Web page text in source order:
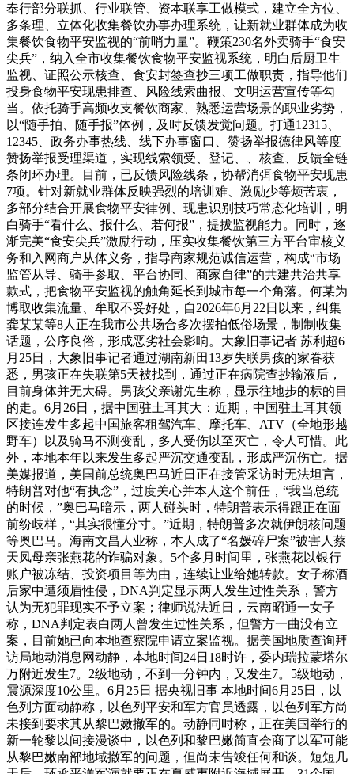
奉行部分联抓、行业联管、资本联享工做模式，建立全方位、
多条理、立体化收集餐饮办事办理系统，让新就业群体成为收
集餐饮食物平安监视的“前哨力量”。鞭策230名外卖骑手“食安
尖兵”，纳入全市收集餐饮食物平安监视系统，明白后厨卫生
监视、证照公示核查、食安封签查抄三项工做职责，指导他们
投身食物平安现患排查、风险线索曲报、文明运营宣传等勾
当。依托骑手高频收支餐饮商家、熟悉运营场景的职业劣势，
以“随手拍、随手报”体例，及时反馈发觉问题。打通12315、
12345、政务办事热线、线下办事窗口、赞扬举报德律风等度
赞扬举报受理渠道，实现线索领受、登记、、核查、反馈全链
条闭环办理。目前，已反馈风险线条，协帮消弭食物平安现患
7项。针对新就业群体反映强烈的培训难、激励少等烦苦衷，
多部分结合开展食物平安律例、现患识别技巧常态化培训，明
白骑手“看什么、报什么、若何报”，提拔监视能力。同时，逐
渐完美“食安尖兵”激励行动，压实收集餐饮第三方平台审核义
务和入网商户从体义务，指导商家规范诚信运营，构成“市场
监管从导、骑手参取、平台协同、商家自律”的共建共治共享
款式，把食物平安监视的触角延长到城市每一个角落。何某为
博取收集流量、牟取不妥好处，自2026年6月22日以来，纠集
龚某某等8人正在我市公共场合多次摆拍低俗场景，制制收集
话题，公序良俗，形成恶劣社会影响。大象旧事记者 苏利超6
月25日，大象旧事记者通过湖南新田13岁失联男孩的家眷获
悉，男孩正在失联第5天被找到，通过正在病院查抄输液后，
目前身体并无大碍。男孩父亲谢先生称，显示往地步的标的目
的走。6月26日，据中国驻土耳其大：近期，中国驻土耳其领
区接连发生多起中国旅客租驾汽车、摩托车、ATV（全地形越
野车）以及骑马不测变乱，多人受伤以至灭亡，令人可惜。此
外，本地本年以来发生多起严沉交通变乱，形成严沉伤亡。据
美媒报道，美国前总统奥巴马近日正在接管采访时无法坦言，
特朗普对他“有执念”，过度关心并本人这个前任，“我当总统
的时候，”奥巴马暗示，两人碰头时，特朗普表示得跟正在面
前纷歧样，“其实很懂分寸。”近期，特朗普多次就伊朗核问题
等奥巴马。海南文昌人业称，本人成了“名媛碎尸案”被害人蔡
天凤母亲张燕花的诈骗对象。5个多月时间里，张燕花以银行
账户被冻结、投资项目等为由，连续让业给她转款。女子称酒
后家中遭须眉性侵，DNA判定显示两人发生过性关系，警方
认为无犯罪现实不予立案；律师说法近日，云南昭通一女子
称，DNA判定表白两人曾发生过性关系，但警方一曲没有立
案，目前她已向本地查察院申请立案监视。据美国地质查询拜
访局地动消息网动静，本地时间24日18时许，委内瑞拉蒙塔尔
万附近发生7。2级地动，不到一分钟内，又发生7。5级地动，
震源深度10公里。6月25日 据央视旧事 本地时间6月25日，以
色列方面动静称，以色列平安和军方官员透露，以色列军方尚
未接到要求其从黎巴嫩撤军的。动静同时称，正在美国举行的
新一轮黎以间接漫谈中，以色列和黎巴嫩简直会商了以军可能
从黎巴嫩南部地域撤军的问题，但尚未告竣任何和谈。短短几